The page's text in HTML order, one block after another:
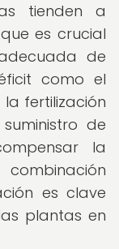
tienden a
es crucial
de
como el
la fertilización
de
la
es clave
plantas en